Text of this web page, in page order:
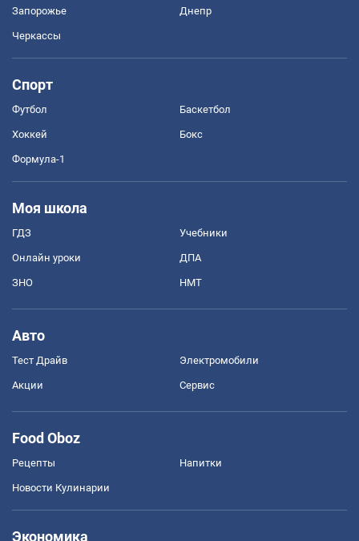
Запорожье Днепр
Черкассы
Спорт
Футбол Баскетбол
Хоккей Бокс
Формула-1
Моя школа
ГДЗ Учебники
Онлайн уроки ДПА
ЗНО НМТ
Авто
Тест Драйв Электромобили
Акции Сервис
Food Oboz
Рецепты Напитки
Новости Кулинарии
Экономика